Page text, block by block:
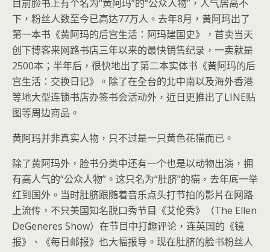
目前脸书上有个名为“黄阿玛”的“公众人物”，人气居高不
下，粉丝人数至今已高达77万人。去年8月，黄阿玛出了
第一本书《黄阿玛的后宫生活：阿玛建国史》，首卖当天
创下博客来网路书店三年以来的最快销售纪录，一卖就是
2500本；半年后，很快地出了第二本实体书《黄阿玛的后
宫生活：交换日记》。除了在全台的北中南以及海外香港
等地大型连锁书店办签书会活动外，近日更推出了LINE贴
图等周边商品。
黄阿玛并非真实人物，只不过是一只黄色花猫而已。
除了黄阿玛外，脸书分类中还有一个也是以动物出演，拥
有高人气的“公众人物”。这只名为“肚脐”的猫，去年底一举
红到国外。当时肚脐跟随着音乐点头打节拍的影片在网路
上流传，不只美国知名脱口秀节目《艾伦秀》（The Ellen
DeGeneres Show）在节目中打趣评论，连英国的《镜
报》、《每日邮报》也大幅报导。现在肚脐的脸书粉丝人